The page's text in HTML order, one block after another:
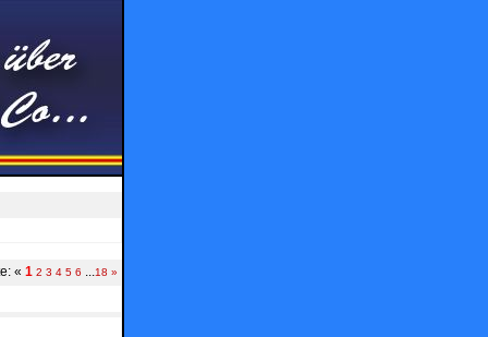
« 1 2 3 4 5 6 ...18 »